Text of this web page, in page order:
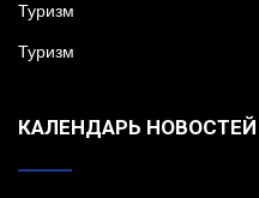
Туризм
Туризм
КАЛЕНДАРЬ НОВОСТЕЙ